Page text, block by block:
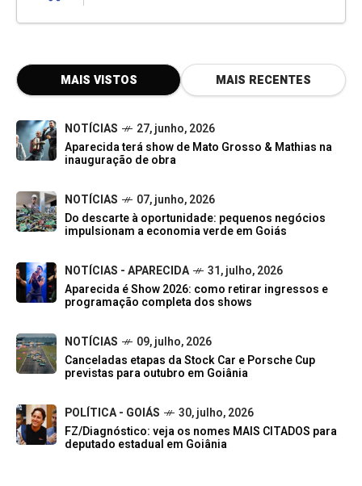
MAIS VISTOS MAIS RECENTES
NOTÍCIAS
27, junho, 2026
Aparecida terá show de Mato Grosso & Mathias na
inauguração de obra
NOTÍCIAS
07, junho, 2026
Do descarte à oportunidade: pequenos negócios
impulsionam a economia verde em Goiás
NOTÍCIAS - APARECIDA
31, julho, 2026
Aparecida é Show 2026: como retirar ingressos e
programação completa dos shows
NOTÍCIAS
09, julho, 2026
Canceladas etapas da Stock Car e Porsche Cup
previstas para outubro em Goiânia
POLÍTICA - GOIÁS
30, julho, 2026
FZ/Diagnóstico: veja os nomes MAIS CITADOS para
deputado estadual em Goiânia